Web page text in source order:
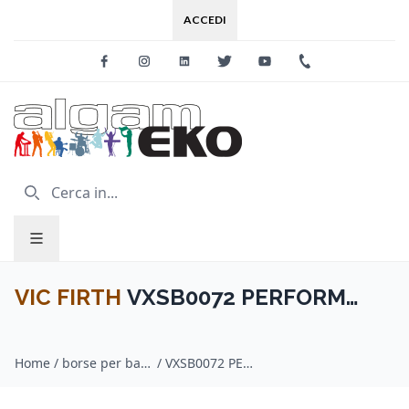
ACCEDI
FacebookInstagramLinkedinTwitter Youtube
VIC FIRTH VXSB0072 PERFORM
Home / borse per bacchette / VIC FIRTH / VXSB0072 PERFORM DOUBLE STICK BAG